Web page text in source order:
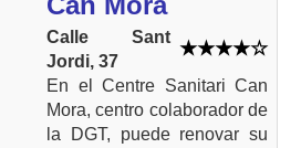
Calle Sant
Jordi, 37
En el Centre Sanitari Can
Mora, centro colaborador de
la DGT, puede renovar su